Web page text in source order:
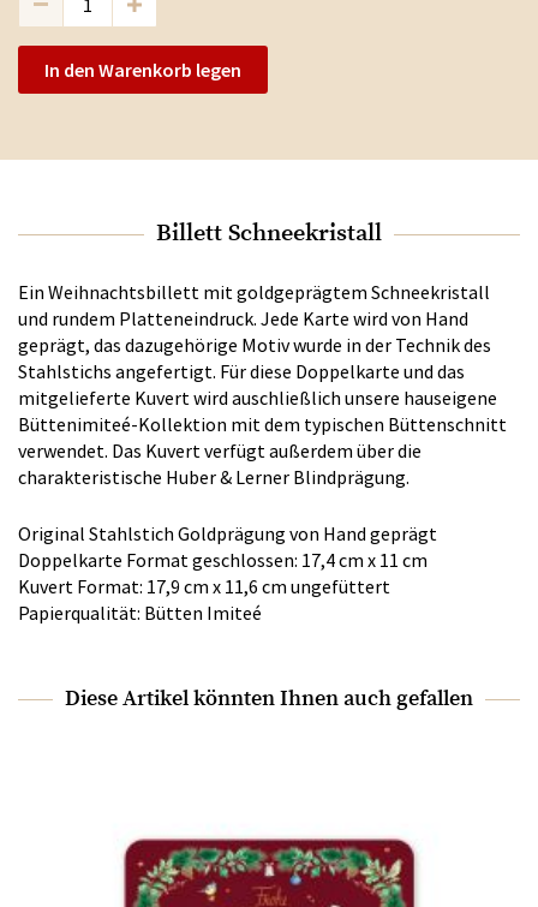
In den Warenkorb legen
Billett Schneekristall
Ein Weihnachtsbillett mit goldgeprägtem Schneekristall
und rundem Platteneindruck. Jede Karte wird von Hand
geprägt, das dazugehörige Motiv wurde in der Technik des
Stahlstichs angefertigt. Für diese Doppelkarte und das
mitgelieferte Kuvert wird auschließlich unsere hauseigene
Büttenimiteé-Kollektion mit dem typischen Büttenschnitt
verwendet. Das Kuvert verfügt außerdem über die
charakteristische Huber & Lerner Blindprägung.
Original Stahlstich Goldprägung von Hand geprägt
Doppelkarte Format geschlossen: 17,4 cm x 11 cm
Kuvert Format: 17,9 cm x 11,6 cm ungefüttert
Papierqualität: Bütten Imiteé
Diese Artikel könnten Ihnen auch gefallen